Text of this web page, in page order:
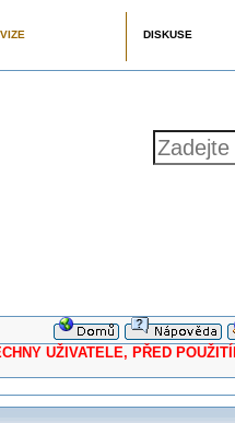
DISKUSE
UŽIVATELE, PŘED POUŽITÍM